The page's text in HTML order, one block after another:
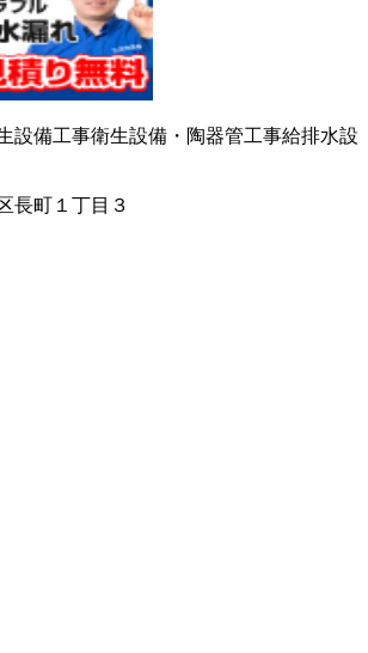
設備工事衛生設備・陶器管工事給排水設
長町１丁目３